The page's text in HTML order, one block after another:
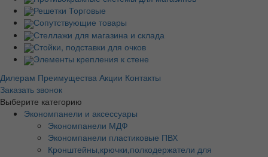
Решетки Торговые
Сопутствующие товары
Стеллажи для магазина и склада
Стойки, подставки для очков
Элементы крепления к стене
Дилерам Преимущества Акции Контакты
Заказать звонок
Выберите категорию
Экономпанели и аксессуары
Экономпанели МДФ
Экономпанели пластиковые ПВХ
Кронштейны,крючки,полкодержатели для